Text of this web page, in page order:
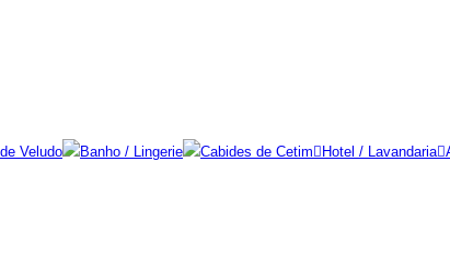
Veludo Banho / Lingerie Cabides de Cetim Hotel / Lavandaria